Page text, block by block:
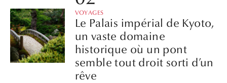
VOYAGES
Le Palais impérial de Kyoto,
un vaste domaine
historique où un pont
semble tout droit sorti d’un
rêve